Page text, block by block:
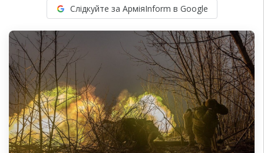
Слідкуйте за АрміяInform в Google